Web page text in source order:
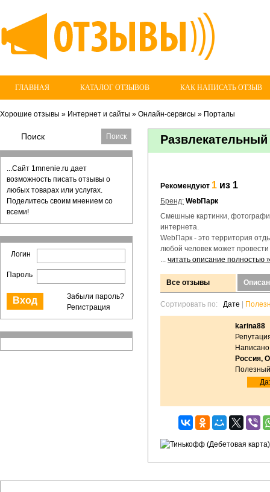
ГЛАВНАЯ КАТАЛОГ ОТЗЫВОВ КАК НАПИСАТЬ ОТЗЫВ
Хорошие отзывы » Интернет и сайты » Онлайн-сервисы » Порталы
...Сайт 1mnenie.ru дает
возможность писать отзывы о
любых товарах или услугах.
Поделитесь своим мнением со
всеми!
Логин
Пароль
Забыли пароль?
Регистрация
Рекомендуют 1 из 1
Бренд: WebПарк
Смешные картинки,
интернета.
WebПарк - это территория
любой человек может
... читать описание полностью »
Все отзывы
Сортировать по: Дате
karina88
Россия,